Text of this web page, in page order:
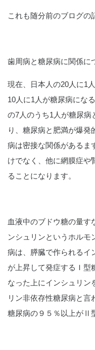
これも随分前のブログの
歯周病と糖尿病に関係に
現在、日本人の20人に1
10人に1人が糖尿病にな
の7人のうち1人が糖尿病
り、糖尿病と肥満が爆発
病は密接な関係があるま
けでなく、他に網膜症や
ることになります。
血液中のブドウ糖の量す
ンシュリンというホルモ
病は、膵臓で作られるイ
が上昇して発症するＩ型
なった上にインシュリン
リン非依存性糖尿病と言
糖尿病の９５％以上がⅡ